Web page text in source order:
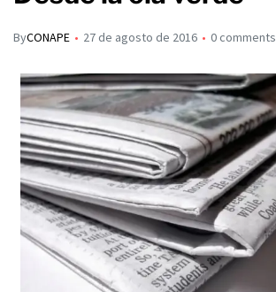
ByCONAPE 27 de agosto de 2016 0 comments